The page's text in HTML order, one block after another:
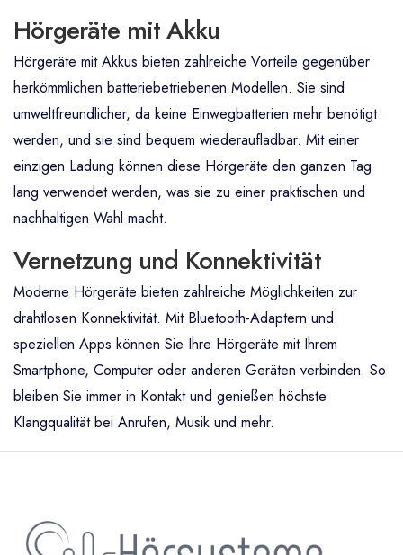
Hörgeräte mit Akku
Hörgeräte mit Akkus bieten zahlreiche Vorteile gegenüber
herkömmlichen batteriebetriebenen Modellen. Sie sind
umweltfreundlicher, da keine Einwegbatterien mehr benötigt
werden, und sie sind bequem wiederaufladbar. Mit einer
einzigen Ladung können diese Hörgeräte den ganzen Tag
lang verwendet werden, was sie zu einer praktischen und
nachhaltigen Wahl macht.
Vernetzung und Konnektivität
Moderne Hörgeräte bieten zahlreiche Möglichkeiten zur
drahtlosen Konnektivität. Mit Bluetooth-Adaptern und
speziellen Apps können Sie Ihre Hörgeräte mit Ihrem
Smartphone, Computer oder anderen Geräten verbinden. So
bleiben Sie immer in Kontakt und genießen höchste
Klangqualität bei Anrufen, Musik und mehr.